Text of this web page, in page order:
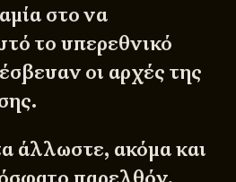
στο να
το υπερεθνικό
οι αρχές της
άλλωστε, ακόμα και